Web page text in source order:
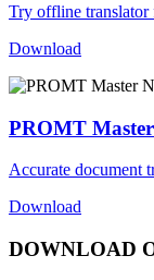
Try offline
Download
PROMT
Accurate document
Download
DOWNLOAD